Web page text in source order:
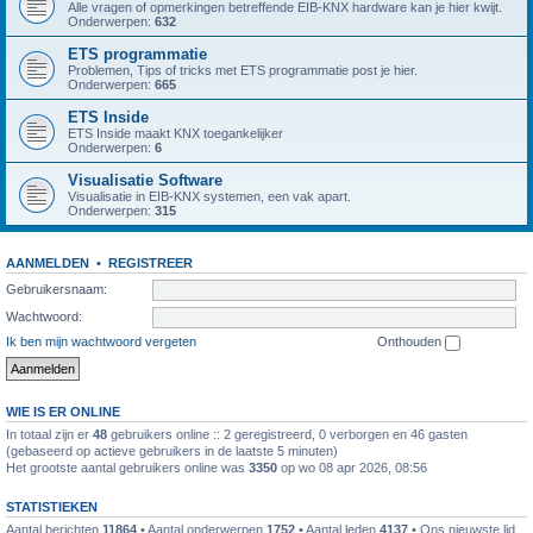
Alle vragen of opmerkingen betreffende EIB-KNX hardware kan je hier kwijt.
Onderwerpen: 632
ETS programmatie
Problemen, Tips of tricks met ETS programmatie post je hier.
Onderwerpen: 665
ETS Inside
ETS Inside maakt KNX toegankelijker
Onderwerpen: 6
Visualisatie Software
Visualisatie in EIB-KNX systemen, een vak apart.
Onderwerpen: 315
AANMELDEN •
REGISTREER
Gebruikersnaam:
Wachtwoord:
Ik ben mijn wachtwoord vergeten
Onthouden
WIE IS ER ONLINE
In totaal zijn er 48 gebruikers online :: 2 geregistreerd, 0 verborgen en 46 gasten
(gebaseerd op actieve gebruikers in de laatste 5 minuten)
Het grootste aantal gebruikers online was 3350 op wo 08 apr 2026, 08:56
STATISTIEKEN
Aantal berichten 11864 • Aantal onderwerpen 1752 • Aantal leden 4137 • Ons nieuwste lid